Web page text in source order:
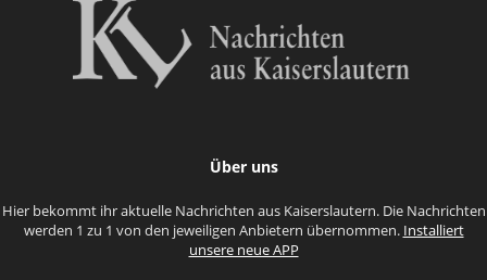
Über uns
Hier bekommt ihr aktuelle Nachrichten aus Kaiserslautern. Die Nachrichten
werden 1 zu 1 von den jeweiligen Anbietern übernommen. Installiert
unsere neue APP